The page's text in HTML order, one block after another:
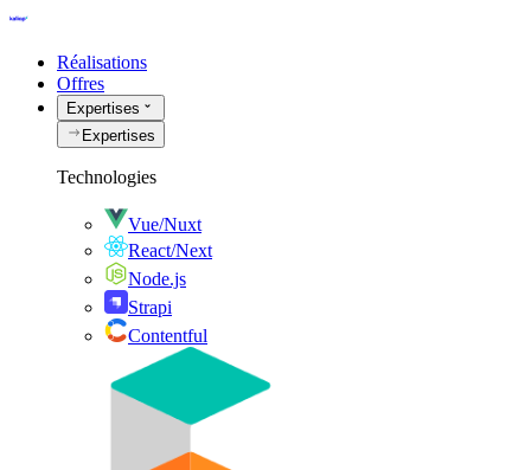
Réalisations
Offres
Expertises
Expertises
Technologies
Vue/Nuxt
React/Next
Node.js
Strapi
Contentful